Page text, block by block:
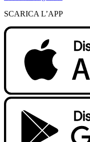
SCARICA L’APP